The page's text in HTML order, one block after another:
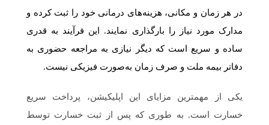
در هر زمان و مکانی، هزینه‌های درمانی خود را ثبت کرده و
مدارک مورد نیاز را بارگذاری نمایند. این فرآیند به قدری
ساده و سریع است که دیگر نیازی به مراجعه حضوری به
دفاتر بیمه ملت و صرف زمان به‌صورت فیزیکی نیست.
یکی از مهمترین مزایای این اپلیکیشن، پرداخت سریع
خسارت است. به طوری که پس از ثبت خسارت توسط